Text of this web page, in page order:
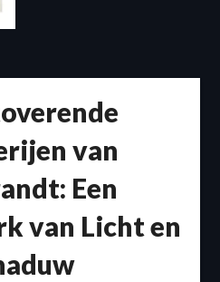
van
Een
van Licht en